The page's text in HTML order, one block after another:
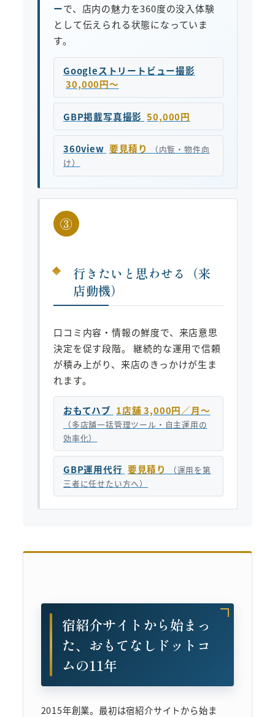
ーで、店内の魅力を360度の没入体験
として伝えられる状態になっていま
す。
Googleストリートビュー撮影
30,000円〜
GBP掲載写真撮影 50,000円
360view 要見積り
（内覧・物件向
け）
③
行きたいと思わせる（来
店動機）
口コミ内容・情報の鮮度で、来店意思
決定を促す段階。 継続的な運用で信頼
が積み上がり、来店のきっかけが生ま
れます。
おもてハブ 1店舗 3,000円／月〜
（多店舗一括管理ツール・自主運用の
効率化）
GBP運用代行 要見積り
（運用を第
三者に任せたい方へ）
宿紹介サイトから始まっ
た、おもてなしドットコ
ムの11年
2015年創業。最初は宿紹介サイトから始ま